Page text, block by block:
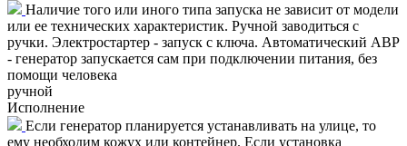
Наличие того или иного типа запуска не зависит от модели
или ее технических характеристик. Ручной заводиться с
ручки. Электростартер - запуск с ключа. Автоматический АВР
- генератор запускается сам при подключении питания, без
помощи человека
ручной
Исполнение
Если генератор планируется устанавливать на улице, то
ему необходим кожух или контейнер. Если установка